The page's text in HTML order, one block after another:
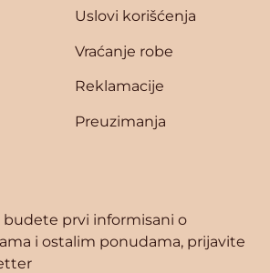
Uslovi korišćenja
Vraćanje robe
Reklamacije
Preuzimanja
budete prvi informisani o
i ostalim ponudama, prijavite